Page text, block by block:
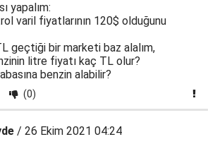
yapalım:
varil fiyatlarının 120$ olduğunu
geçtiği bir marketi baz alalım,
litre fiyatı kaç TL olur?
benzin alabilir?
(0)
/ 26 Ekim 2021 04:24